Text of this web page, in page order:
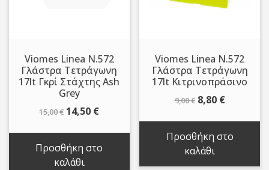
Viomes Linea N.572
Γλάστρα Τετράγωνη
17lt Γκρί Στάχτης Ash
Grey
15,00€ Original
15,00 €.
14,50 €Η
τρέχουσα
είναι:
Προσθήκη στο
καλάθι
Viomes Linea N.572
Γλάστρα Τετράγωνη
17lt Κιτρινοπράσινο
9,00€ Original
9,00 €.
8,80 €Η
είναι:
Προσθήκη στο
καλάθι